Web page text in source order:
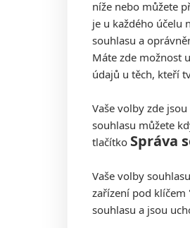
níže nebo můžete
je u každého účelu
souhlasu a
Máte zde možnost
údajů u těch, kteří
Vaše volby zde
souhlasu můžete
tlačítko Správa
Vaše volby
zařízení pod klíčem
souhlasu a jsou